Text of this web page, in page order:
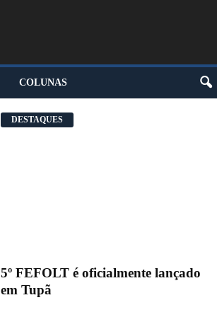
COLUNAS
DESTAQUES
5º FEFOLT é oficialmente lançado
em Tupã